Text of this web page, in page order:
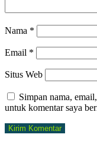
Nama *
Email *
Situs Web
Simpan nama,
untuk komentar saya